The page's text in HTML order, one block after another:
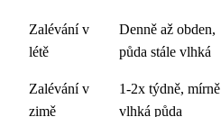
Zalévání v
létě
Denně až obden,
půda stále vlhká
Zalévání v
zimě
1-2x týdně, mírně
vlhká půda